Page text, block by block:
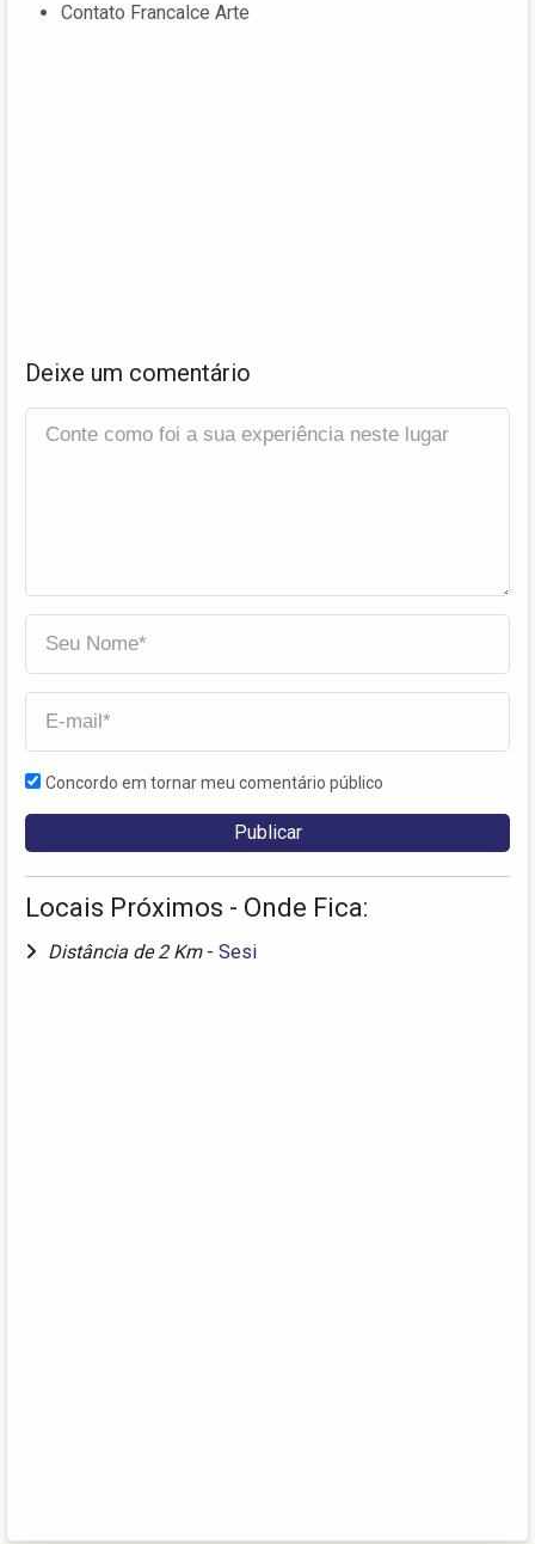
Contato Francalce Arte
Deixe um comentário
Concordo em tornar meu comentário público
Locais Próximos - Onde Fica:
Distância de 2 Km - Sesi